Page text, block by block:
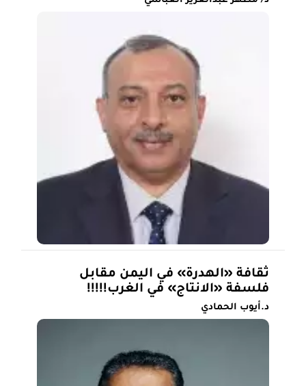
ثقافة «الهدرة» في اليمن مقابل
فلسفة «الانتاج» في الغرب!!!!!
د.أيوب الحمادي